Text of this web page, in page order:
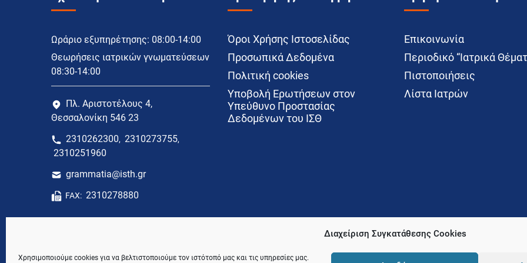
Διαχείριση Συγκατάθεσης Cookies
Χρησιμοποιούμε cookies για να βελτιστοποιούμε τον ιστότοπό μας και τις υπηρεσίες μας.
Ωράριο εξυπηρέτησης: 08:00-14:00
Θεωρήσεις ιατρικών γνωματεύσεων
08:30-14:00
Πλ. Αριστοτέλους 4,
Θεσσαλονίκη 546 23
2310262300, 2310273755,
2310251960
grammatia@isth.gr
FAX: 2310278880
Όροι Χρήσης Ιστοσελίδας
Προσωπικά Δεδομένα
Πολιτική cookies
Υποβολή Ερωτήσεων στον
Υπεύθυνο Προστασίας
Δεδομένων του ΙΣΘ
Επικοινωνία
Περιοδικό “Ιατρικά
Πιστοποιήσεις
Λίστα Ιατρών